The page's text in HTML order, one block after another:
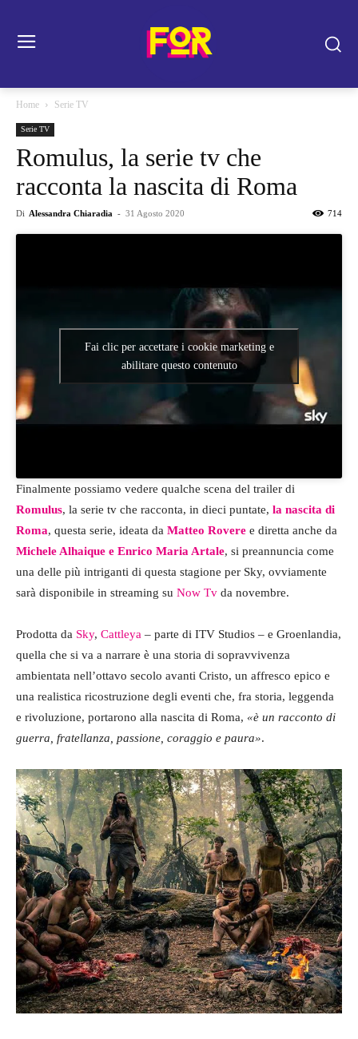
Home Serie TV
Serie TV
Romulus, la serie tv che
racconta la nascita di Roma
Di Alessandra Chiaradia - 31 Agosto 2020 714
Fai clic per accettare i cookie marketing e
abilitare questo contenuto
Finalmente possiamo vedere qualche scena del trailer di
Romulus, la serie tv che racconta, in dieci puntate, la nascita di
Roma, questa serie, ideata da Matteo Rovere e diretta anche da
Michele Alhaique e Enrico Maria Artale, si preannuncia come
una delle più intriganti di questa stagione per Sky, ovviamente
sarà disponibile in streaming su Now Tv da novembre.
Prodotta da Sky, Cattleya – parte di ITV Studios – e Groenlandia,
quella che si va a narrare è una storia di sopravvivenza
ambientata nell’ottavo secolo avanti Cristo, un affresco epico e
una realistica ricostruzione degli eventi che, fra storia, leggenda
e rivoluzione, portarono alla nascita di Roma, «è un racconto di
guerra, fratellanza, passione, coraggio e paura».